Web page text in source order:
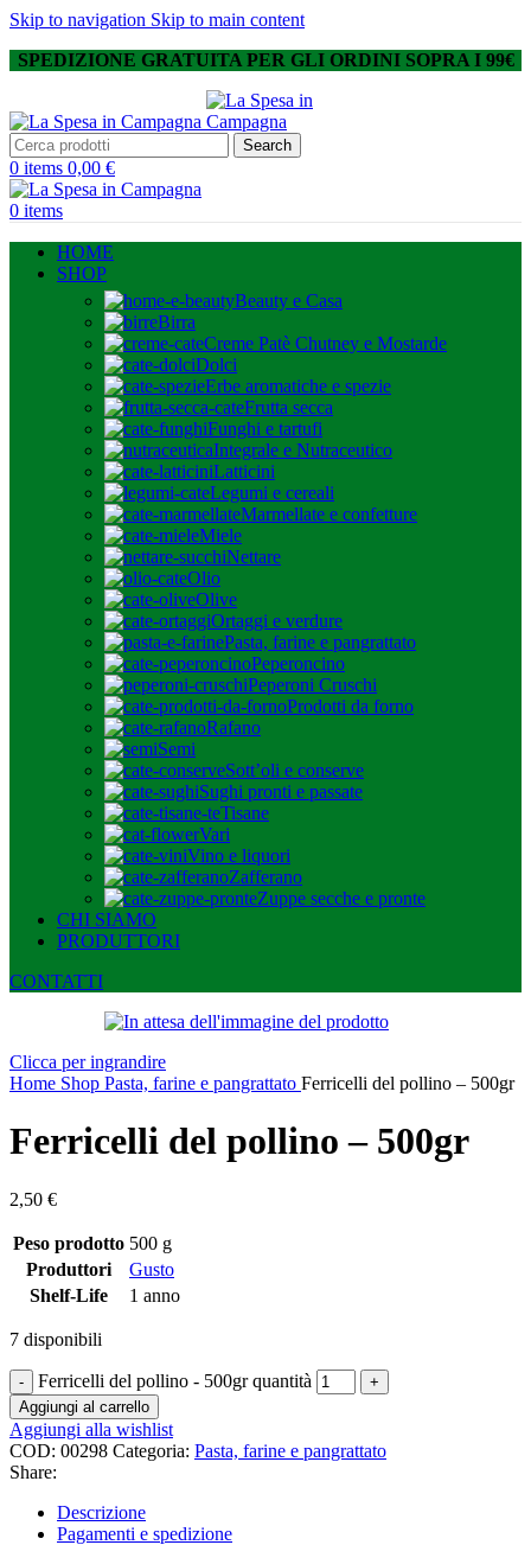
Skip to navigation Skip to main content
SPEDIZIONE GRATUITA PER GLI ORDINI SOPRA I 99€
Search
0 items 0,00 €
0 items
HOME
SHOP
Beauty e Casa
Birra
Creme Patè Chutney e Mostarde
Dolci
Erbe aromatiche e spezie
Frutta secca
Funghi e tartufi
Integrale e Nutraceutico
Latticini
Legumi e cereali
Marmellate e confetture
Miele
Nettare
Olio
Olive
Ortaggi e verdure
Pasta, farine e pangrattato
Peperoncino
Peperoni Cruschi
Prodotti da forno
Rafano
Semi
Sott’oli e conserve
Sughi pronti e passate
Tisane
Vari
Vino e liquori
Zafferano
Zuppe secche e pronte
CHI SIAMO
PRODUTTORI
CONTATTI
Clicca per ingrandire
Home Shop Pasta, farine e pangrattato Ferricelli del pollino – 500gr
Ferricelli del pollino – 500gr
2,50 €
Peso prodotto 500 g
Produttori
Gusto
Shelf-Life
1 anno
7 disponibili
Ferricelli del pollino - 500gr quantità
Aggiungi al carrello
Aggiungi alla wishlist
COD: 00298 Categoria: Pasta, farine e pangrattato
Share:
Descrizione
Pagamenti e spedizione